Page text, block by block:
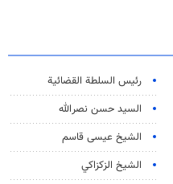
رئیس السلطة القضائیة
السيد حسن نصرالله
الشيخ عيسى قاسم
الشيخ الزكزاكي